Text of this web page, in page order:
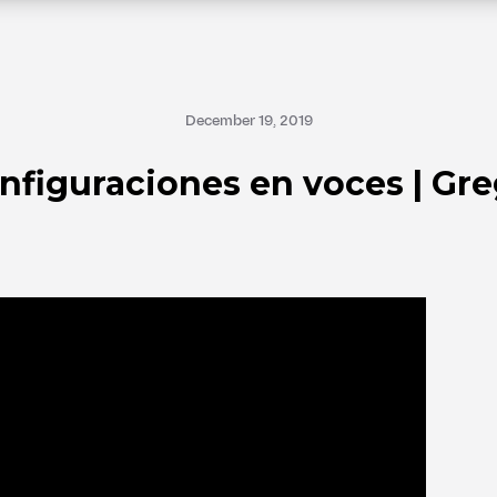
December 19, 2019
en voces |